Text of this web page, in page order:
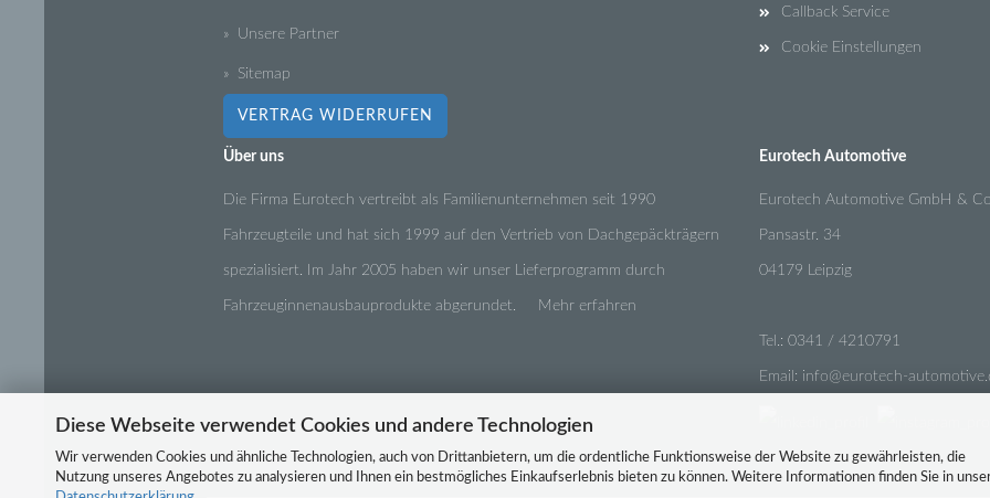
Diese Webseite verwendet Cookies und andere Technologien
Wir verwenden Cookies und ähnliche Technologien, auch von Drittanbietern, um die ordentliche Funktionsweise der Website zu gewährleisten, die
Nutzung unseres Angebotes zu analysieren und Ihnen ein bestmögliches Einkaufserlebnis bieten zu können. Weitere Informationen finden Sie in
» Unsere Partner
» Sitemap
VERTRAG WIDERRUFEN
Callback Service
Cookie Einstellungen
Über uns
Die Firma Eurotech vertreibt als Familienunternehmen seit 1990
Fahrzeugteile und hat sich 1999 auf den Vertrieb von Dachgepäckträgern
spezialisiert. Im Jahr 2005 haben wir unser Lieferprogramm durch
Fahrzeuginnenausbauprodukte abgerundet. Mehr erfahren
Eurotech Automotive
Eurotech Automotive GmbH &
Pansastr. 34
04179 Leipzig
Tel.: 0341 / 4210791
Email: info@eurotech-